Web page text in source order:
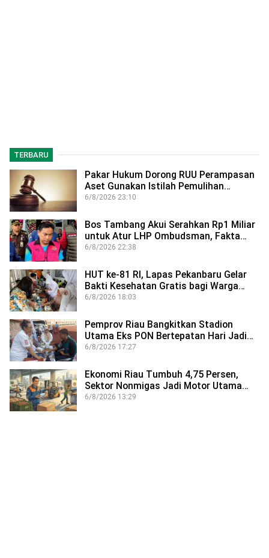
TERBARU
Pakar Hukum Dorong RUU Perampasan
Aset Gunakan Istilah Pemulihan…
6/8/2026 23:10
Bos Tambang Akui Serahkan Rp1 Miliar
untuk Atur LHP Ombudsman, Fakta…
6/8/2026 22:38
HUT ke-81 RI, Lapas Pekanbaru Gelar
Bakti Kesehatan Gratis bagi Warga…
6/8/2026 18:03
Pemprov Riau Bangkitkan Stadion
Utama Eks PON Bertepatan Hari Jadi…
6/8/2026 17:27
Ekonomi Riau Tumbuh 4,75 Persen,
Sektor Nonmigas Jadi Motor Utama…
6/8/2026 13:29